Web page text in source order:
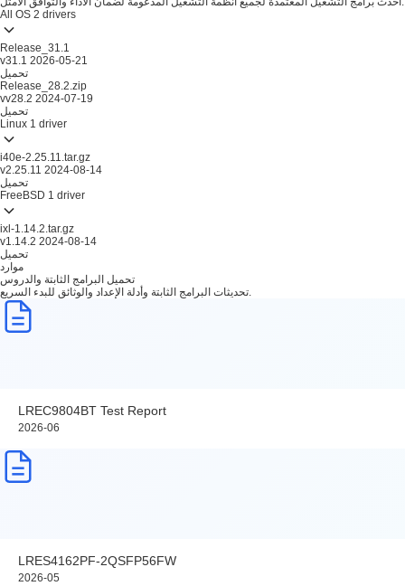
All OS 2 drivers
Release_31.1
v31.1 2026-05-21
تحميل
Release_28.2.zip
vv28.2 2024-07-19
تحميل
Linux 1 driver
i40e-2.25.11.tar.gz
v2.25.11 2024-08-14
تحميل
FreeBSD 1 driver
ixl-1.14.2.tar.gz
v1.14.2 2024-08-14
تحميل
موارد
تحميل البرامج الثابتة والدروس
تحديثات البرامج الثابتة وأدلة الإعداد والوثائق للبدء السريع.
LREC9804BT Test Report
2026-06
LRES4162PF-2QSFP56FW
2026-05